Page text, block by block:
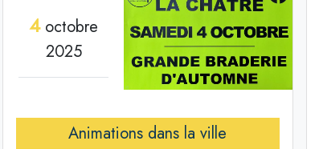
4octobre
2025
Animations dans la ville